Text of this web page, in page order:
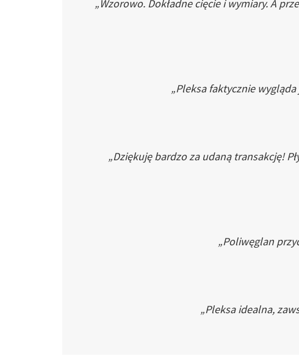
„Wzorowo. Dokładne cięcie i wymiary. A
„Pleksa faktycznie
„Dziękuję bardzo za udaną transakcję!
„Poliwęglan
„Pleksa idealna,